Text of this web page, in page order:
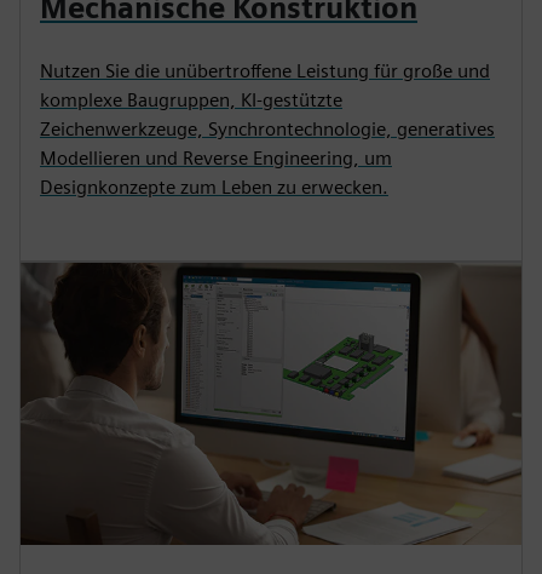
Mechanische Konstruktion
Nutzen Sie die unübertroffene Leistung für große und
komplexe Baugruppen, KI-gestützte
Zeichenwerkzeuge, Synchrontechnologie, generatives
Modellieren und Reverse Engineering, um
Designkonzepte zum Leben zu erwecken.